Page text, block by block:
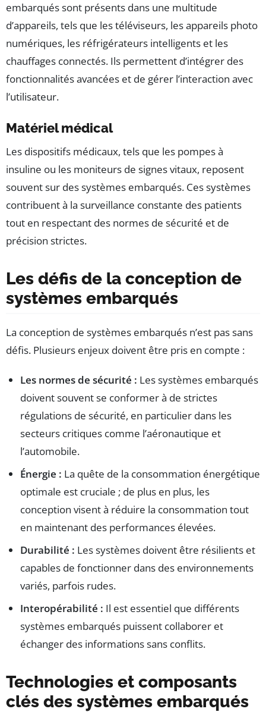
embarqués sont présents dans une multitude
d’appareils, tels que les téléviseurs, les appareils photo
numériques, les réfrigérateurs intelligents et les
chauffages connectés. Ils permettent d’intégrer des
fonctionnalités avancées et de gérer l’interaction avec
l’utilisateur.
Matériel médical
Les dispositifs médicaux, tels que les pompes à
insuline ou les moniteurs de signes vitaux, reposent
souvent sur des systèmes embarqués. Ces systèmes
contribuent à la surveillance constante des patients
tout en respectant des normes de sécurité et de
précision strictes.
Les défis de la conception de
systèmes embarqués
La conception de systèmes embarqués n’est pas sans
défis. Plusieurs enjeux doivent être pris en compte :
Les normes de sécurité : Les systèmes embarqués
doivent souvent se conformer à de strictes
régulations de sécurité, en particulier dans les
secteurs critiques comme l’aéronautique et
l’automobile.
Énergie : La quête de la consommation énergétique
optimale est cruciale ; de plus en plus, les
conception visent à réduire la consommation tout
en maintenant des performances élevées.
Durabilité : Les systèmes doivent être résilients et
capables de fonctionner dans des environnements
variés, parfois rudes.
Interopérabilité : Il est essentiel que différents
systèmes embarqués puissent collaborer et
échanger des informations sans conflits.
Technologies et composants
clés des systèmes embarqués